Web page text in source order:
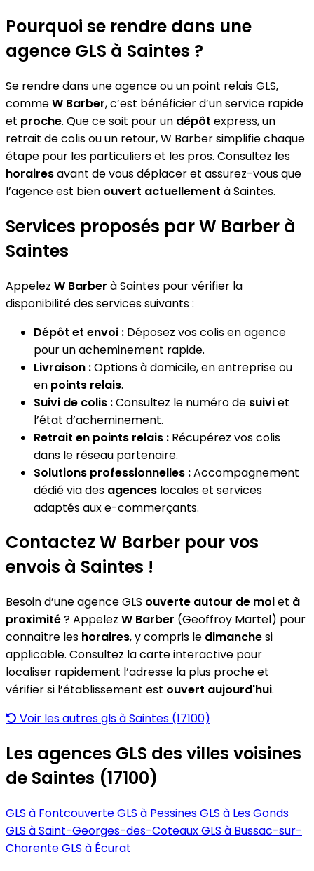
Pourquoi se rendre dans une
agence GLS à Saintes ?
Se rendre dans une agence ou un point relais GLS,
commeW Barber, c’est bénéficier d’un service rapide
et proche. Que ce soit pour un dépôt express, un
retrait de colis ou un retour, W Barber simplifie chaque
étape pour les particuliers et les pros. Consultez les
horairesavant de vous déplacer et assurez-vous que
l’agence est bien ouvert actuellement à Saintes.
Services proposés par W Barber à
Saintes
Appelez W Barber à Saintes pour vérifier la
disponibilité des services suivants :
Dépôt et envoi : Déposez vos colis en agence
pour un acheminement rapide.
Livraison :Options à domicile, en entreprise ou
en points relais.
Suivi de colis :Consultez le numéro de suiviet
l’état d’acheminement.
Retrait en points relais : Récupérez vos colis
dans le réseau partenaire.
Solutions professionnelles :Accompagnement
dédié via des agences locales et services
adaptés aux e-commerçants.
Contactez W Barber pour vos
envois à Saintes !
Besoin d’une agence GLS ouverte autour de moiet à
proximité? Appelez W Barber (Geoffroy Martel) pour
connaître les horaires, y compris le dimanchesi
applicable. Consultez la carte interactive pour
localiser rapidement l’adresse la plus proche et
vérifier si l’établissement est ouvert aujourd'hui.
Voir les autres gls à Saintes (17100)
Les agences GLS des villes voisines
de Saintes (17100)
GLS à FontcouverteGLS à PessinesGLS à Les Gonds
GLS à Saint-Georges-des-CoteauxGLS à Bussac-sur-
CharenteGLS à Écurat